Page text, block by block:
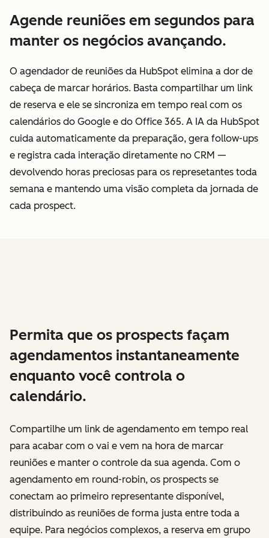
Agende reuniões em segundos para
manter os negócios avançando.
O agendador de reuniões da HubSpot elimina a dor de
cabeça de marcar horários. Basta compartilhar um link
de reserva e ele se sincroniza em tempo real com os
calendários do Google e do Office 365. A IA da HubSpot
cuida automaticamente da preparação, gera follow-ups
e registra cada interação diretamente no CRM —
devolvendo horas preciosas para os represetantes toda
semana e mantendo uma visão completa da jornada de
cada prospect.
Permita que os prospects façam
agendamentos instantaneamente
enquanto você controla o
calendário.
Compartilhe um link de agendamento em tempo real
para acabar com o vai e vem na hora de marcar
reuniões e manter o controle da sua agenda. Com o
agendamento em round-robin, os prospects se
conectam ao primeiro representante disponível,
distribuindo as reuniões de forma justa entre toda a
equipe. Para negócios complexos, a reserva em grupo